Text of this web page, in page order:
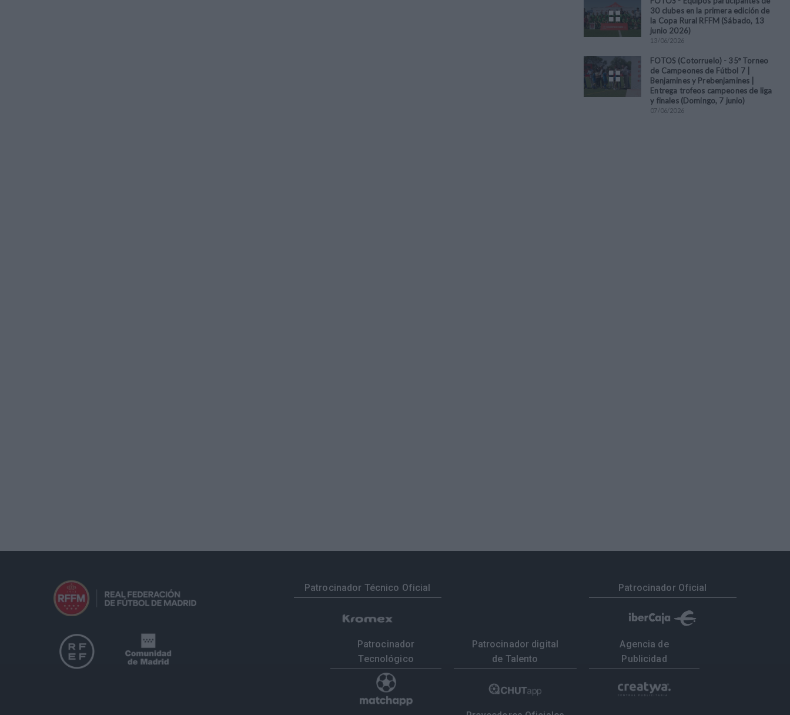
30 clubes en la primera edición de
la Copa Rural RFFM (Sábado, 13
junio 2026)
13/06/2026
FOTOS (Cotorruelo) - 35º Torneo
de Campeones de Fútbol 7 |
Benjamines y Prebenjamines |
Entrega trofeos campeones de liga
y finales (Domingo, 7 junio)
07/06/2026
Patrocinador Técnico Oficial Patrocinador Oficial
Patrocinador
Tecnológico
Patrocinador digital
de Talento
Agencia de
Publicidad